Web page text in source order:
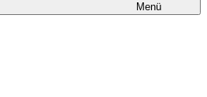
Menü